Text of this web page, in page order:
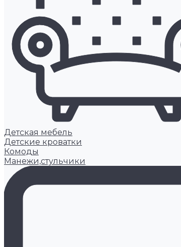
Детская мебель
Детские кроватки
Комоды
Манежи,стульчики